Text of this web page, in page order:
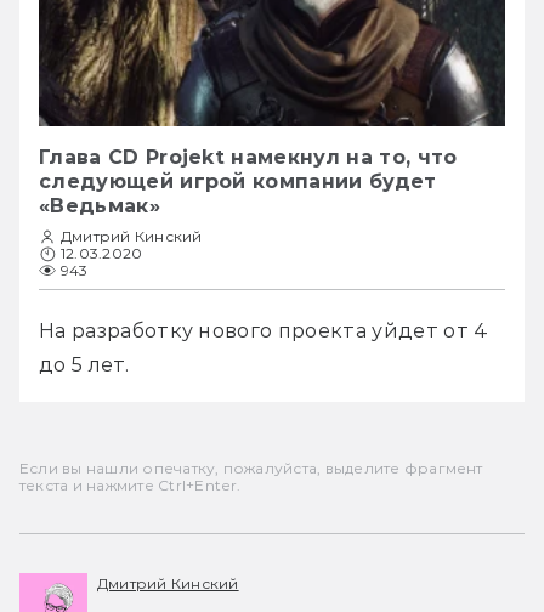
Глава CD Projekt намекнул на то, что
следующей игрой компании будет
«Ведьмак»
Дмитрий Кинский
12.03.2020
943
На разработку нового проекта уйдет от 4
до 5 лет.
Если вы нашли опечатку, пожалуйста, выделите фрагмент
текста и нажмите Ctrl+Enter.
Дмитрий Кинский